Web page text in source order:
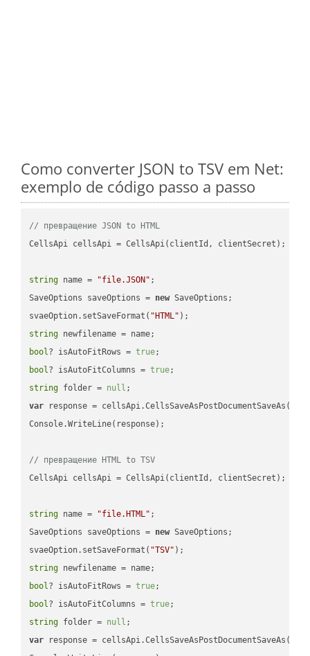
Como converter JSON to TSV em Net:
exemplo de código passo a passo
// превращение JSON to HTML
CellsApi cellsApi = CellsApi(clientId, clientSecret);
string name = "file.JSON" ;
SaveOptions saveOptions = new SaveOptions;
svaeOption.setSaveFormat( "HTML"
string
bool? isAutoFitRows = true
bool? isAutoFitColumns = true
string folder = null
var response =
Console.WriteLine(response);
// превращение HTML to TSV
CellsApi cellsApi = CellsApi(clientId, clientSecret);
string name = "file.HTML" ;
SaveOptions saveOptions = new SaveOptions;
svaeOption.setSaveFormat( "TSV"
string
bool? isAutoFitRows = true
bool? isAutoFitColumns = true
string folder = null
var response =